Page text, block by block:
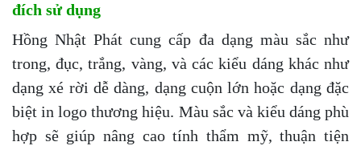
đích sử dụng
Hồng Nhật Phát cung cấp đa dạng màu sắc như
trong, đục, trắng, vàng, và các kiểu dáng khác như
dạng xé rời dễ dàng, dạng cuộn lớn hoặc dạng đặc
biệt in logo thương hiệu. Màu sắc và kiểu dáng phù
hợp sẽ giúp nâng cao tính thẩm mỹ, thuận tiện